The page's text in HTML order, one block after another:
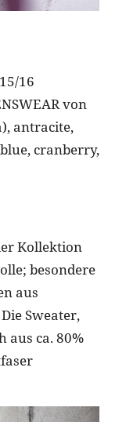
16
von
antracite,
cranberry,
Kollektion
besondere
aus
Sweater,
aus ca. 80%